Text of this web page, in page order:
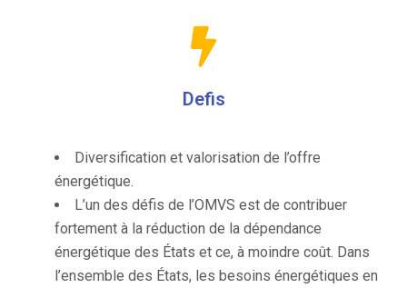
Defis
Diversification et valorisation de l’offre
énergétique.
L’un des défis de l’OMVS est de contribuer
fortement à la réduction de la dépendance
énergétique des États et ce, à moindre coût. Dans
l’ensemble des États, les besoins énergétiques en